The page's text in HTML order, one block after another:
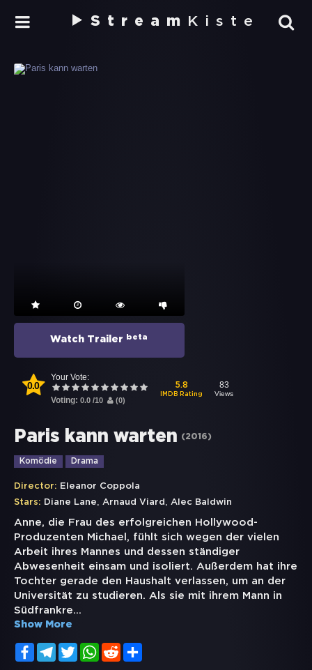
Stream Kiste
Watch Trailer beta
0.0
Your Vote:
Voting: 0.0 /10 (0)
5.8
IMDB Rating
83
Views
Paris kann warten (2016)
Komödie Drama
Director: Eleanor Coppola
Stars: Diane Lane, Arnaud Viard , Alec Baldwin
Anne, die Frau des erfolgreichen Hollywood-
Produzenten Michael, fühlt sich wegen der vielen
Arbeit ihres Mannes und dessen ständiger
Abwesenheit einsam und isoliert. Außerdem hat ihre
Tochter gerade den Haushalt verlassen, um an der
Universität zu studieren. Als sie mit ihrem Mann in
Südfrankre...
Show More
FacebookTelegramTwitterWhatsApp
Reddit